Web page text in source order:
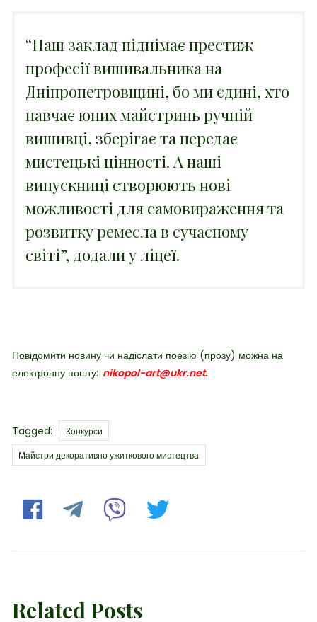
“Наш заклад піднімає престиж
професії вишивальника на
Дніпропетровщині, бо ми єдині, хто
навчає юних майстринь ручній
вишивці, зберігає та передає
мистецькі цінності. А наші
випускниці створюють нові
можливості для самовираження та
розвитку ремесла в сучасному
світі”, додали у ліцеї.
Повідомити новину чи надіслати поезію (прозу) можна на
електронну пошту: nikopol-art@ukr.net.
Tagged: Tags
Конкурси
Майстри декоративно ужиткового мистецтва
Related Posts